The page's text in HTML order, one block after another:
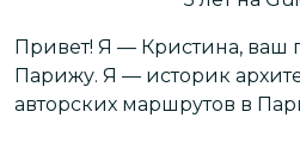
Привет! Я — Кристина, ваш
Парижу. Я — историк
авторских маршрутов в